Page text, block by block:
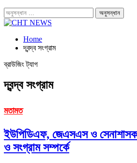
Home
দ্বন্দ্ব সংগ্রাম
ব্রাউজিং ট্যাগ
দ্বন্দ্ব সংগ্রাম
মতামত
ইউপিডিএফ, জেএসএস ও
ও সংগ্রাম সম্পর্কে